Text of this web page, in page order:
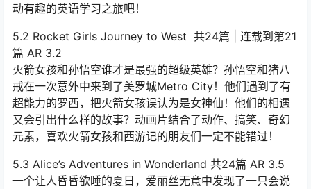
动有趣的英语学习之旅吧！
5.2 Rocket Girls Journey to West 共24篇 | 连载到第21
篇 AR 3.2
火箭女孩和孙悟空谁才是最强的超级英雄？孙悟空和猪八
戒在一次意外中来到了美罗城Metro City！他们遇到了有
超能力的罗西，把火箭女孩误认为是女神仙！他们的相遇
又会引出什么样的故事？动画片结合了动作、搞笑、奇幻
元素，喜欢火箭女孩和西游记的朋友们一定不能错过！
5.3 Alice’s Adventures in Wonderland 共24篇 AR 3.5
一个让人昏昏欲睡的夏日，爱丽丝无意中发现了一只会说